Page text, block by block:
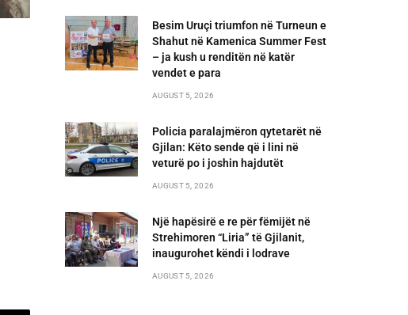
Besim Uruçi triumfon në Turneun e
Shahut në Kamenica Summer Fest
– ja kush u renditën në katër
vendet e para
AUGUST 5, 2026
Policia paralajmëron qytetarët në
Gjilan: Këto sende që i lini në
veturë po i joshin hajdutët
AUGUST 5, 2026
Një hapësirë e re për fëmijët në
Strehimoren “Liria” të Gjilanit,
inaugurohet këndi i lodrave
AUGUST 5, 2026